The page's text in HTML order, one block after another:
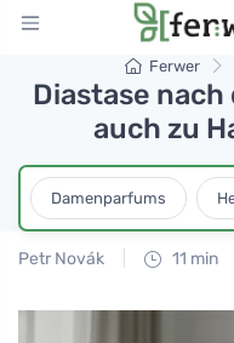
Ferwer
Diastase
auch zu
Damenparfums
Petr Novák 11 min